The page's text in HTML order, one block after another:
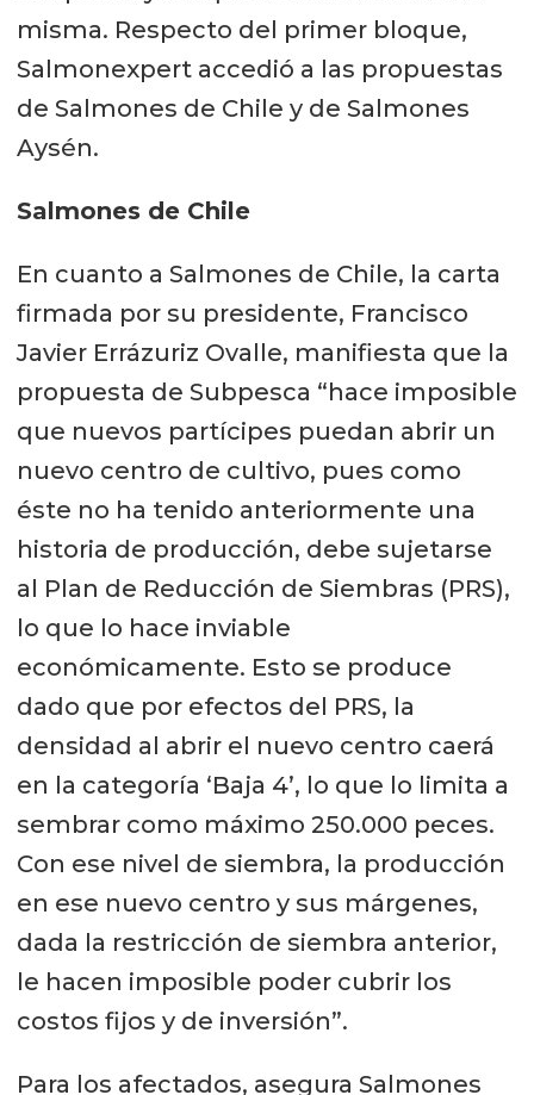
misma. Respecto del primer bloque,
Salmonexpert accedió a las propuestas
de Salmones de Chile y de Salmones
Aysén.
Salmones de Chile
En cuanto a Salmones de Chile, la carta
firmada por su presidente, Francisco
Javier Errázuriz Ovalle, manifiesta que la
propuesta de Subpesca “hace imposible
que nuevos partícipes puedan abrir un
nuevo centro de cultivo, pues como
éste no ha tenido anteriormente una
historia de producción, debe sujetarse
al Plan de Reducción de Siembras (PRS),
lo que lo hace inviable
económicamente. Esto se produce
dado que por efectos del PRS, la
densidad al abrir el nuevo centro caerá
en la categoría ‘Baja 4’, lo que lo limita a
sembrar como máximo 250.000 peces.
Con ese nivel de siembra, la producción
en ese nuevo centro y sus márgenes,
dada la restricción de siembra anterior,
le hacen imposible poder cubrir los
costos fijos y de inversión”.
Para los afectados, asegura Salmones